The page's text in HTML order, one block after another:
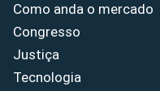
Como anda o mercado
Congresso
Justiça
Tecnologia